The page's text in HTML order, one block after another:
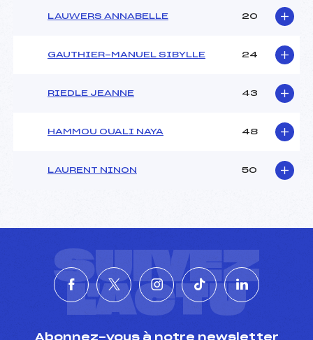
LAUWERS ANNABELLE 20
GAUTHIER-MANUEL SIBYLLE 24
RIEDLE JEANNE 43
HAMMOU OUALI NAYA 48
LAURENT NINON 50
SUIVEZ
L'ACTU
Abonnez-vous à notre newsletter